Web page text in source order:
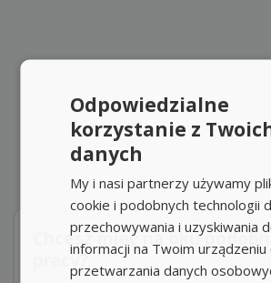
Chcesz mieć na oku
pracy?
Odpowiedzialne
korzystanie z
danych
My i nasi partnerzy używamy
cookie i podobnych technologii
przechowywania i uzyskiwania
informacji na Twoim urządzeniu
przetwarzania danych